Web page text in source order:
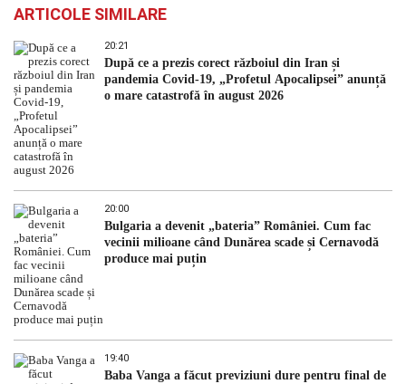
ARTICOLE SIMILARE
20:21
După ce a prezis corect războiul din Iran și
pandemia Covid-19, „Profetul Apocalipsei” anunță
o mare catastrofă în august 2026
20:00
Bulgaria a devenit „bateria” României. Cum fac
vecinii milioane când Dunărea scade și Cernavodă
produce mai puțin
19:40
Baba Vanga a făcut previziuni dure pentru final de